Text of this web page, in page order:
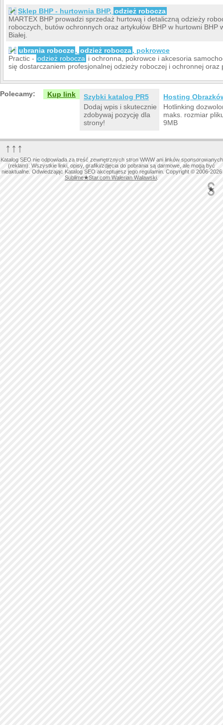
Sklep BHP - hurtownia BHP, odzież robocza
MARTEX BHP prowadzi sprzedaż hurtową i detaliczną odzieży
roboczych, butów ochronnych oraz artykułów BHP w hurtowni BHP
Białej.
ubrania robocze, odzież robocza, pokrowce
Practic - odzież robocza i ochronna, pokrowce i akcesoria
się dostarczaniem profesjonalnej odzieży roboczej i ochronnej oraz
Polecamy: Kup link
Szybki katalog PR5
Dodaj wpis i skutecznie
zdobywaj pozycję dla
strony!
Hosting
Hotlinking
maks. rozmiar
9MB
↑↑↑
Katalog SEO nie odpowiada za treść zewnętrznych stron WWW ani linków sponsorowanych
(reklam). Wszystkie linki, opisy, grafiki/zdjęcia do pobrania są darmowe, ale mogą być
nieaktualne. Odwiedzając Katalog SEO akceptujesz jego regulamin. Copyright © 2006-2026
Sublime★Star.com Walerian Walawski